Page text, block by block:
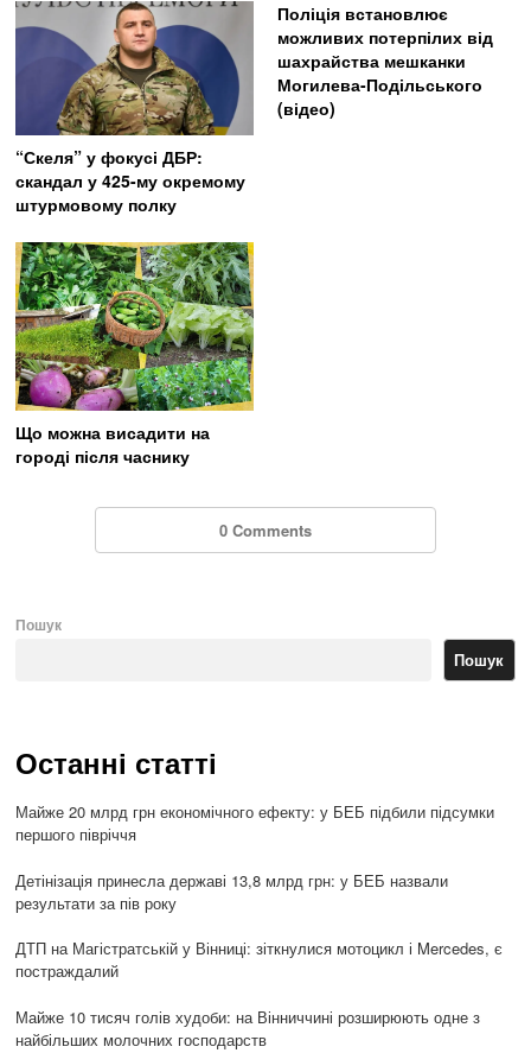
“Скеля” у фокусі ДБР:
скандал у 425-му окремому
штурмовому полку
Поліція встановлює
можливих потерпілих від
шахрайства мешканки
Могилева-Подільського
(відео)
Що можна висадити на
городі після часнику
0 Comments
Пошук
Пошук
Останні статті
Майже 20 млрд грн економічного ефекту: у БЕБ підбили підсумки
першого півріччя
Детінізація принесла державі 13,8 млрд грн: у БЕБ назвали
результати за пів року
ДТП на Магістратській у Вінниці: зіткнулися мотоцикл і Mercedes, є
постраждалий
Майже 10 тисяч голів худоби: на Вінниччині розширюють одне з
найбільших молочних господарств